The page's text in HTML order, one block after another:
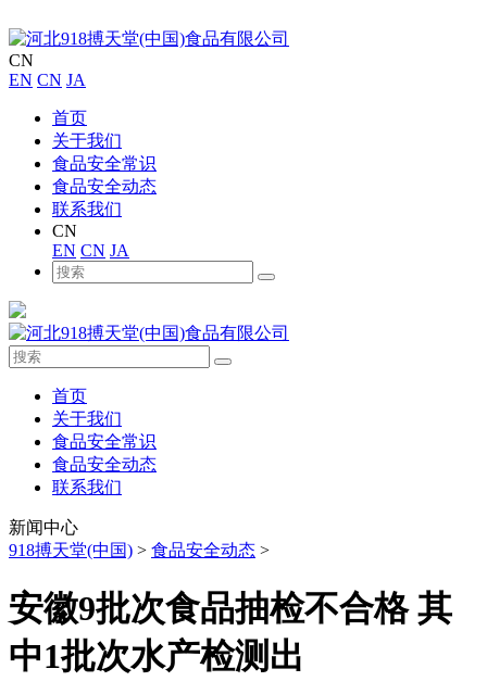
CN
EN CN JA
首页
关于我们
食品安全常识
食品安全动态
联系我们
CN
EN CN JA
首页
关于我们
食品安全常识
食品安全动态
联系我们
新闻中心
918搏天堂(中国) > 食品安全动态 >
安徽9批次食品抽检不合格 其
中1批次水产检测出